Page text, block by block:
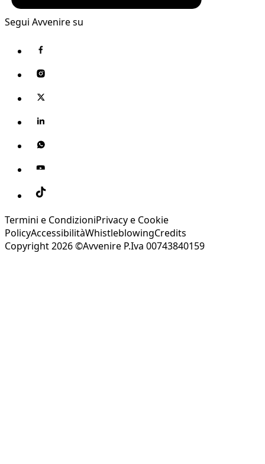
Segui Avvenire su
Termini e CondizioniPrivacy e Cookie
PolicyAccessibilitàWhistleblowingCredits
Copyright 2026 ©Avvenire P.Iva 00743840159